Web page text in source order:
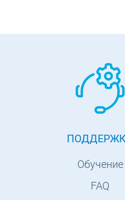
Обучение
FAQ